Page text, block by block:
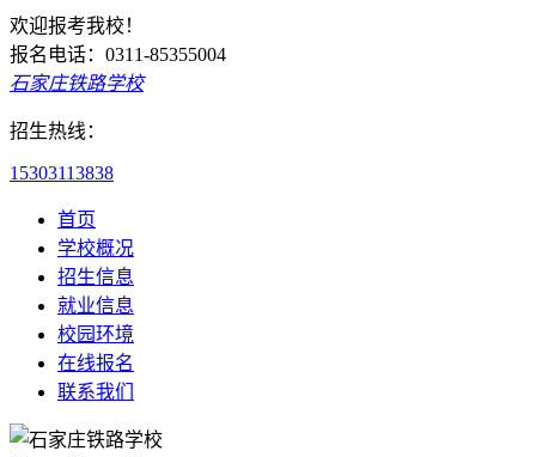
欢迎报考我校！
报名电话：0311-85355004
石家庄铁路学校
招生热线：
15303113838
首页
学校概况
招生信息
就业信息
校园环境
在线报名
联系我们